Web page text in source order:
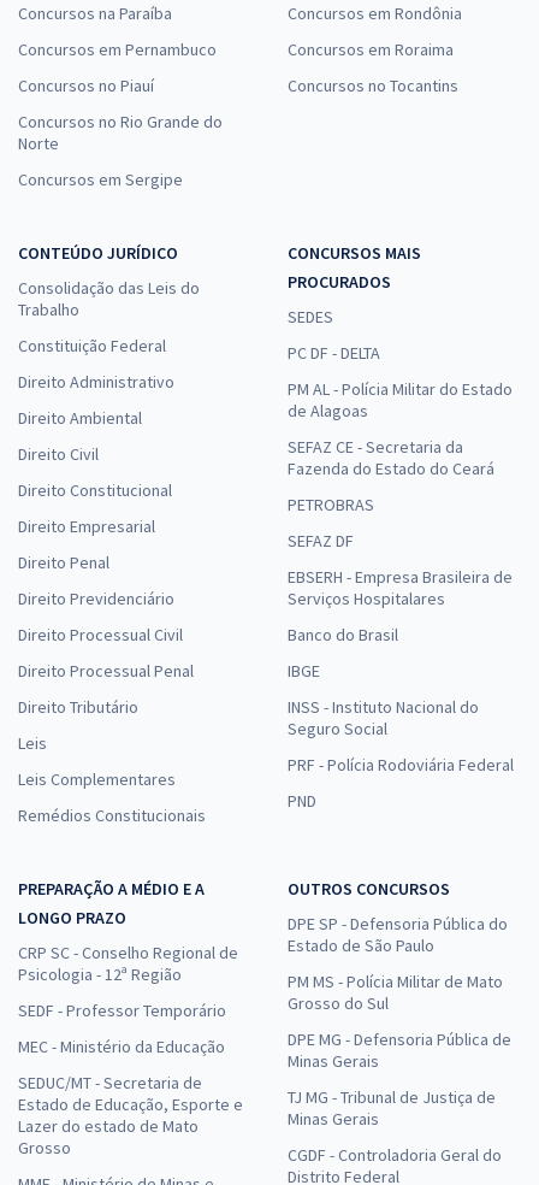
Concursos na Paraíba
Concursos em Pernambuco
Concursos no Piauí
Concursos no Rio Grande do
Norte
Concursos em Sergipe
Concursos em Rondônia
Concursos em Roraima
Concursos no Tocantins
CONTEÚDO JURÍDICO
Consolidação das Leis do
Trabalho
Constituição Federal
Direito Administrativo
Direito Ambiental
Direito Civil
Direito Constitucional
Direito Empresarial
Direito Penal
Direito Previdenciário
Direito Processual Civil
Direito Processual Penal
Direito Tributário
Leis
Leis Complementares
Remédios Constitucionais
CONCURSOS MAIS
PROCURADOS
SEDES
PC DF - DELTA
PM AL - Polícia Militar do Estado
de Alagoas
SEFAZ CE - Secretaria da
Fazenda do Estado do Ceará
PETROBRAS
SEFAZ DF
EBSERH - Empresa Brasileira de
Serviços Hospitalares
Banco do Brasil
IBGE
INSS - Instituto Nacional do
Seguro Social
PRF - Polícia Rodoviária Federal
PND
PREPARAÇÃO A MÉDIO E A
LONGO PRAZO
CRP SC - Conselho Regional de
Psicologia - 12ª Região
SEDF - Professor Temporário
MEC - Ministério da Educação
SEDUC/MT - Secretaria de
Estado de Educação, Esporte e
Lazer do estado de Mato
Grosso
OUTROS CONCURSOS
DPE SP - Defensoria Pública do
Estado de São Paulo
PM MS - Polícia Militar de Mato
Grosso do Sul
DPE MG - Defensoria Pública de
Minas Gerais
TJ MG - Tribunal de Justiça de
Minas Gerais
CGDF - Controladoria Geral do
Distrito Federal